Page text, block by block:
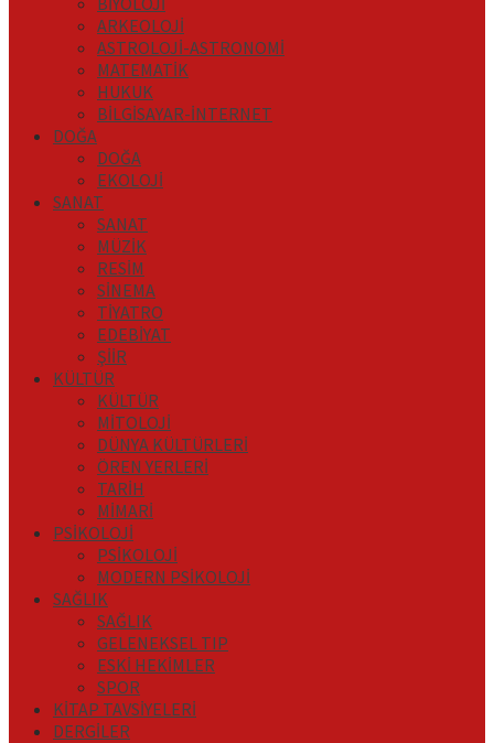
ARKEOLOJİ
ASTROLOJİ-ASTRONOMİ
MATEMATİK
HUKUK
BİLGİSAYAR-İNTERNET
DOĞA
DOĞA
EKOLOJİ
SANAT
SANAT
MÜZİK
RESİM
SİNEMA
TİYATRO
EDEBİYAT
ŞİİR
KÜLTÜR
KÜLTÜR
MİTOLOJİ
DÜNYA KÜLTÜRLERİ
ÖREN YERLERİ
TARİH
MİMARİ
PSİKOLOJİ
PSİKOLOJİ
MODERN PSİKOLOJİ
SAĞLIK
SAĞLIK
GELENEKSEL TIP
ESKİ HEKİMLER
SPOR
KİTAP TAVSİYELERİ
DERGİLER